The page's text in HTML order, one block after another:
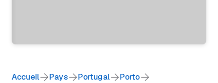
Accueil Pays Portugal
Porto